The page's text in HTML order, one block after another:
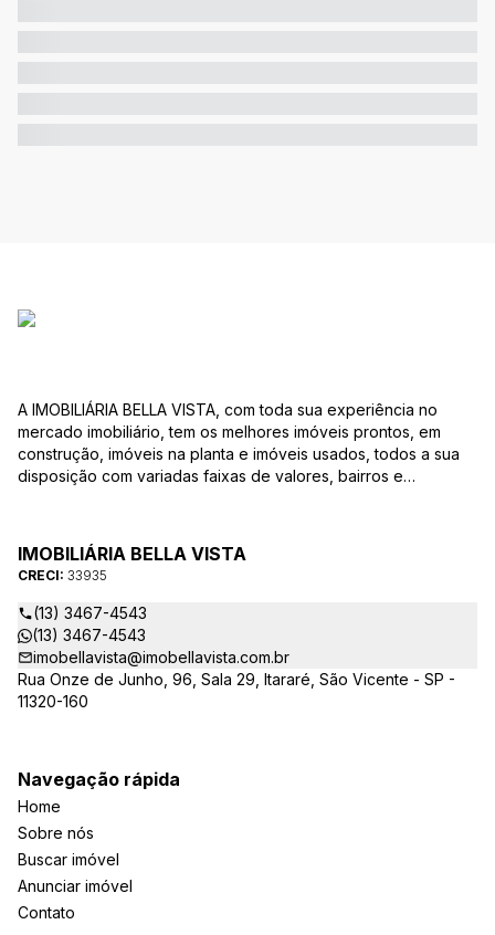
A IMOBILIÁRIA BELLA VISTA, com toda sua experiência no
mercado imobiliário, tem os melhores imóveis prontos, em
construção, imóveis na planta e imóveis usados, todos a sua
disposição com variadas faixas de valores, bairros e
ao CRECI-EE – estarão sempre prontos para responder-lhe
todas as suas dúvidas sobre casas, apartamentos, terrenos,
salas comerciais e outros produtos imobiliários.
IMOBILIÁRIA BELLA VISTA
CRECI: 33935
(13) 3467-4543
(13) 3467-4543
imobellavista@imobellavista.com.br
Rua Onze de Junho, 96, Sala 29, Itararé, São Vicente - SP -
11320-160
Navegação rápida
Home
Sobre nós
Buscar imóvel
Anunciar imóvel
Contato